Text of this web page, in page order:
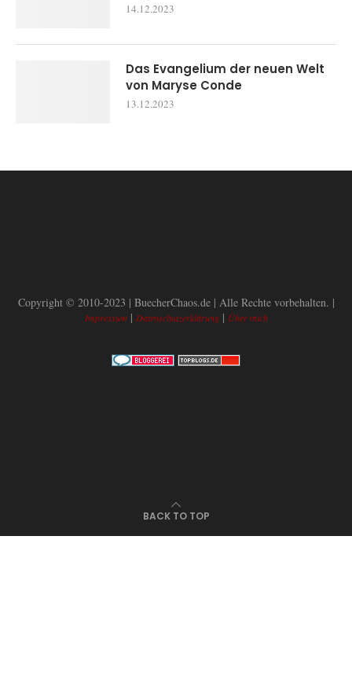
14.12.2023
Das Evangelium der neuen Welt
von Maryse Conde
13.12.2023
Copyright © 2010-2023 | BuecherChaos.de | Alle Rechte vorbehalten. |
Impressum | Datenschutzerklärung| Über mich